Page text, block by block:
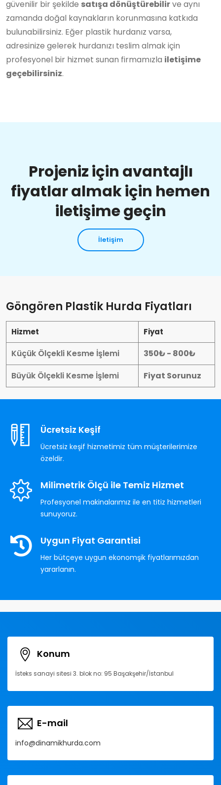
güvenilir bir şekilde satışa dönüştürebilirve aynı
zamanda doğal kaynakların korunmasına katkıda
bulunabilirsiniz. Eğer plastik hurdanız varsa,
adresinize gelerek hurdanızı teslim almak için
profesyonel bir hizmet sunan firmamızla iletişime
geçebilirsiniz.
Projeniz için avantajlı
fiyatlar almak için hemen
iletişime geçin
İletişim
Göngören Plastik Hurda Fiyatları
Hizmet Fiyat
Küçük Ölçekli Kesme İşlemi
350₺ - 800₺
Büyük Ölçekli Kesme İşlemi
Fiyat Sorunuz
Ücretsiz Keşif
Ücretsiz keşif hizmetimiz tüm müşterilerimize
özeldir.
Milimetrik Ölçü ile Temiz Hizmet
Profesyonel makinalarımız ile en titiz hizmetleri
sunuyoruz.
Uygun Fiyat Garantisi
Her bütçeye uygun ekonomşik fiyatlarımızdan
yararlanın.
Konum
İsteks sanayi sitesi 3. blok no: 95 Başakşehir/İstanbul
E-mail
info@dinamikhurda.com